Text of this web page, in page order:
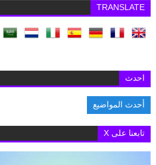
TRANSLATE
احدث
أحدث المواضيع
تابعنا على X